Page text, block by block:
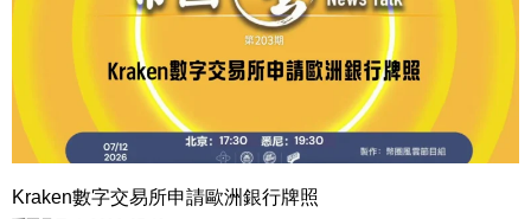
Kraken數字交易所申請歐洲銀行牌照